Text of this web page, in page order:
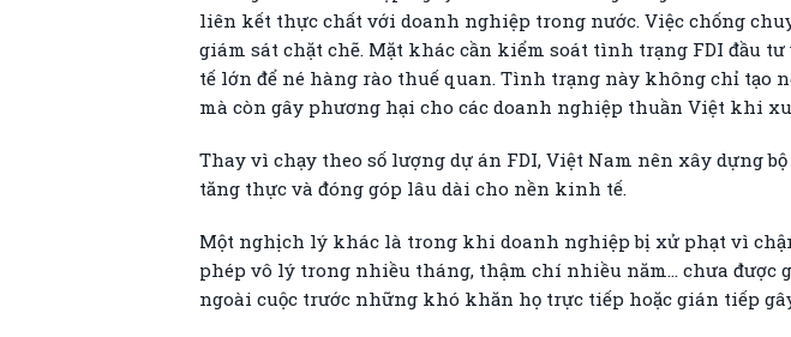
liên kết thực chất với doanh nghiệp trong nước. Việc chống
giám sát chặt chẽ. Mặt khác cần kiểm soát tình trạng FDI đầu
tế lớn để né hàng rào thuế quan. Tình trạng này không chỉ tạo
mà còn gây phương hại cho các doanh nghiệp thuần Việt khi
Thay vì chạy theo số lượng dự án FDI, Việt Nam nên xây dựng
tăng thực và đóng góp lâu dài cho nền kinh tế.
Một nghịch lý khác là trong khi doanh nghiệp bị xử phạt vì
phép vô lý trong nhiều tháng, thậm chí nhiều năm… chưa được
ngoài cuộc trước những khó khăn họ trực tiếp hoặc gián tiếp